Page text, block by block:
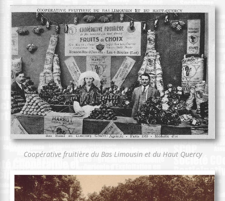
Coopérative fruitière du Bas Limousin et du Haut Quercy